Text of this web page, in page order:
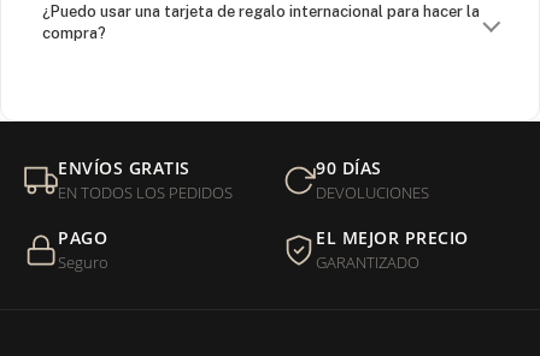
¿Puedo usar una tarjeta de regalo internacional para hacer la
compra?
Mi orden fue devuelta por USPS, ¿qué hago para que sea
entregada?
¿Sus productos son libres de níquel?
ENVÍOS GRATIS
EN TODOS LOS PEDIDOS
90 DÍAS
DEVOLUCIONES
PAGO
Seguro
EL MEJOR PRECIO
GARANTIZADO